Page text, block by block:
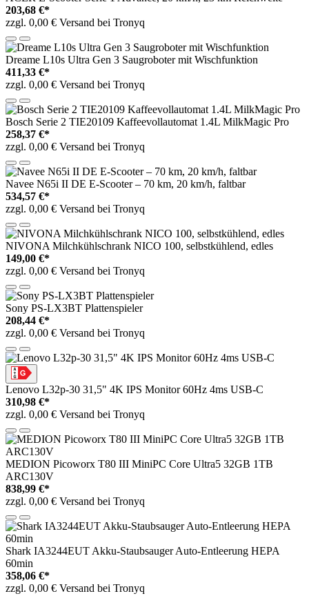
203,68 €*
zzgl. 0,00 € Versand bei Tronyq
Dreame L10s Ultra Gen 3 Saugroboter mit Wischfunktion
411,33 €*
zzgl. 0,00 € Versand bei Tronyq
Bosch Serie 2 TIE20109 Kaffeevollautomat 1.4L MilkMagic Pro
258,37 €*
zzgl. 0,00 € Versand bei Tronyq
Navee N65i II DE E-Scooter – 70 km, 20 km/h, faltbar
534,57 €*
zzgl. 0,00 € Versand bei Tronyq
NIVONA Milchkühlschrank NICO 100, selbstkühlend, edles
149,00 €*
zzgl. 0,00 € Versand bei Tronyq
Sony PS-LX3BT Plattenspieler
208,44 €*
zzgl. 0,00 € Versand bei Tronyq
Lenovo L32p-30 31,5" 4K IPS Monitor 60Hz 4ms USB-C
310,98 €*
zzgl. 0,00 € Versand bei Tronyq
MEDION Picoworx T80 III MiniPC Core Ultra5 32GB 1TB
ARC130V
838,99 €*
zzgl. 0,00 € Versand bei Tronyq
Shark IA3244EUT Akku-Staubsauger Auto-Entleerung HEPA
60min
358,06 €*
zzgl. 0,00 € Versand bei Tronyq